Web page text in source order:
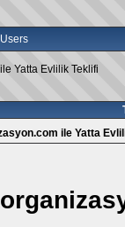
Yatta Evlilik Teklifi
ile Yatta